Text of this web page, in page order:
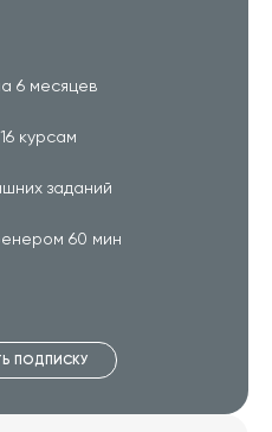
6 месяцев
курсам
заданий
60 мин
ПОДПИСКУ